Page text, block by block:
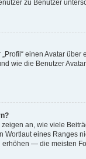
zu Benutzer
einen Avatar
wie die Benutzer
an, wie viele
eines Ranges
— die meisten